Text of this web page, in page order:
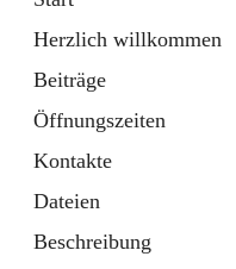
Herzlich willkommen
Beiträge
Öffnungszeiten
Kontakte
Dateien
Beschreibung
11 Schnellzugriffe
Soziales
1 Schnellzugriff